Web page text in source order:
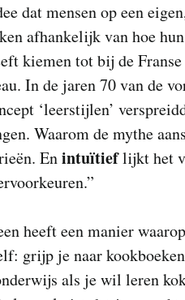
dat mensen op een
afhankelijk van hoe
kiemen tot bij de Franse
In de jaren 70 van de
‘leerstijlen’
Waarom de mythe
Enintuïtieflijkt het
heeft een manier
grijp je naar
als je wil leren